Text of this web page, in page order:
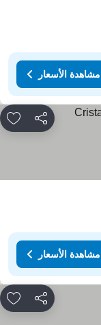
مشاهدة الأسعار
مشاركة
مشاهدة الأسعار
مشاركة